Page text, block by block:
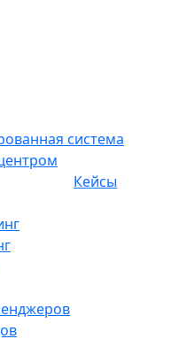
система
Кейсы